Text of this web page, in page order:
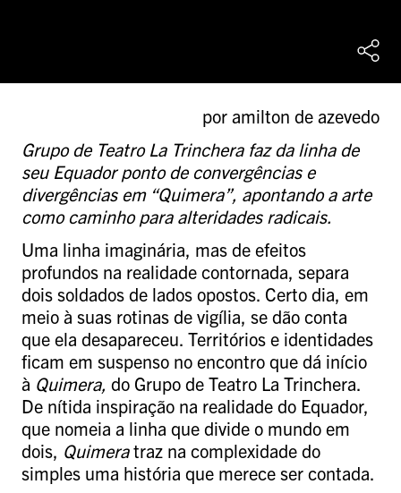
por amilton de azevedo
Grupo de Teatro La Trinchera faz da linha de
seu Equador ponto de convergências e
divergências em “Quimera”, apontando a arte
como caminho para alteridades radicais.
Uma linha imaginária, mas de efeitos
profundos na realidade contornada, separa
dois soldados de lados opostos. Certo dia, em
meio à suas rotinas de vigília, se dão conta
que ela desapareceu. Territórios e identidades
ficam em suspenso no encontro que dá início
à Quimera, do Grupo de Teatro La Trinchera.
De nítida inspiração na realidade do Equador,
que nomeia a linha que divide o mundo em
dois, Quimeratraz na complexidade do
simples uma história que merece ser contada.